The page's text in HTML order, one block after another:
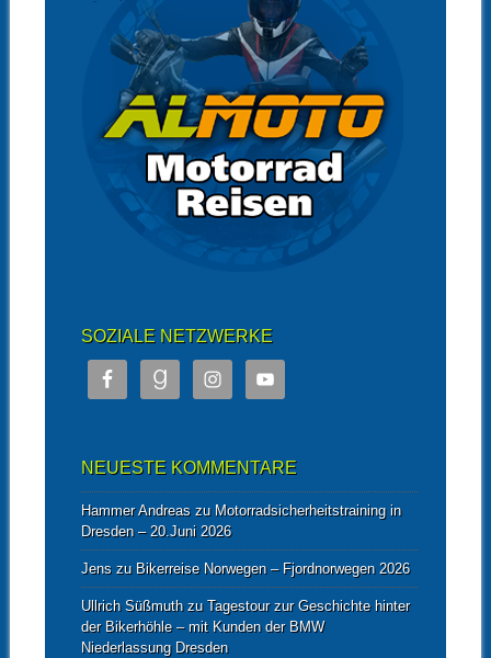
SOZIALE NETZWERKE
NEUESTE KOMMENTARE
Hammer Andreaszu Motorradsicherheitstraining in
Dresden – 20.Juni 2026
Jenszu Bikerreise Norwegen – Fjordnorwegen 2026
Ullrich Süßmuthzu Tagestour zur Geschichte hinter
der Bikerhöhle – mit Kunden der BMW
Niederlassung Dresden